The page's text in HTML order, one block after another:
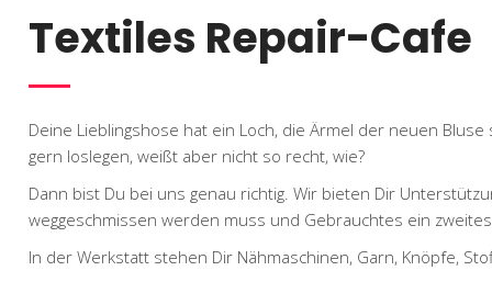
Textiles Repair-Cafe
Deine Lieblingshose hat ein Loch, die Ärmel der neuen
gern loslegen, weißt aber nicht so recht, wie?
Dann bist Du bei uns genau richtig. Wir bieten Dir
weggeschmissen werden muss und Gebrauchtes ein
In der Werkstatt stehen Dir Nähmaschinen, Garn, Knöpfe,